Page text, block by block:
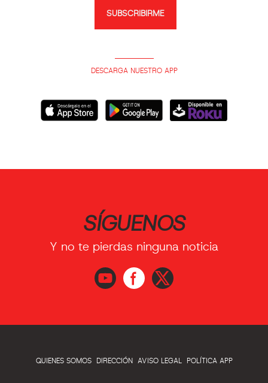
SUBSCRIBIRME
DESCARGA NUESTRO APP
SÍGUENOS
Y no te pierdas ninguna noticia
QUIENES SOMOS DIRECCIÓN AVISO LEGAL POLÍTICA APP